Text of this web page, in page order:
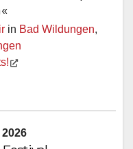
in Bad Wildungen,